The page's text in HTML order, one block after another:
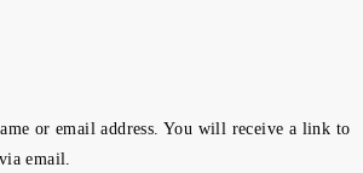
or email address. You will receive a link to
email.